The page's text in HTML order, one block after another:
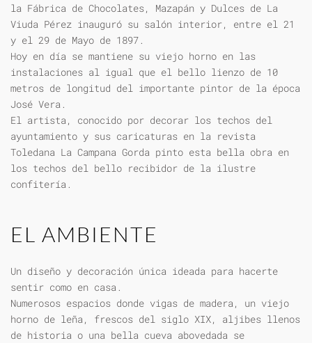
la Fábrica de Chocolates, Mazapán y Dulces de La
Viuda Pérez inauguró su salón interior, entre el 21
y el 29 de Mayo de 1897.
Hoy en día se mantiene su viejo horno en las
instalaciones al igual que el bello lienzo de 10
metros de longitud del importante pintor de la época
José Vera.
El artista, conocido por decorar los techos del
ayuntamiento y sus caricaturas en la revista
Toledana La Campana Gorda pinto esta bella obra en
los techos del bello recibidor de la ilustre
confitería.
EL AMBIENTE
Un diseño y decoración única ideada para hacerte
sentir como en casa.
Numerosos espacios donde vigas de madera, un viejo
horno de leña, frescos del siglo XIX, aljibes llenos
de historia o una bella cueva abovedada se